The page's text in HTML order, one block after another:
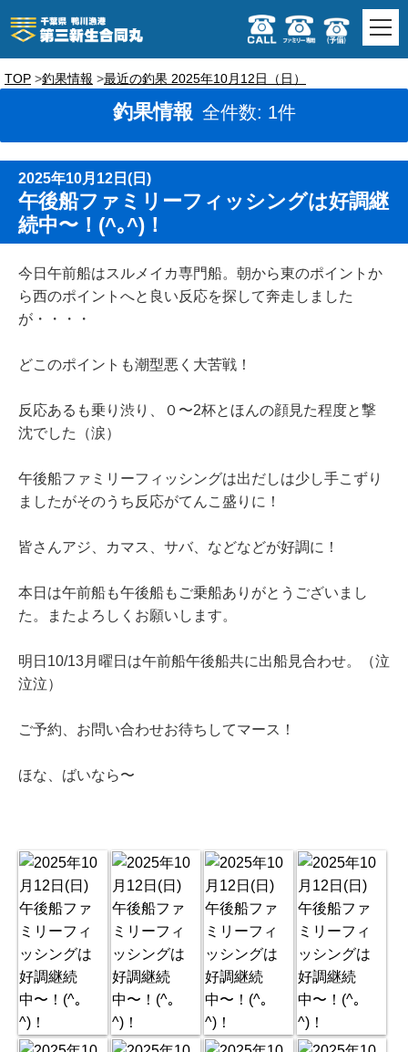
TOP 釣果情報 最近の釣果 2025年10月12日（日）
釣果情報 全件数: 1件
2025年10月12日(日)
午後船ファミリーフィッシングは好調継
続中〜！(^｡^)！
今日午前船はスルメイカ専門船。朝から東のポイントか
ら西のポイントへと良い反応を探して奔走しました
が・・・・
どこのポイントも潮型悪く大苦戦！
反応あるも乗り渋り、０〜2杯とほんの顔見た程度と撃
沈でした（涙）
午後船ファミリーフィッシングは出だしは少し手こずり
ましたがそのうち反応がてんこ盛りに！
皆さんアジ、カマス、サバ、などなどが好調に！
本日は午前船も午後船もご乗船ありがとうございまし
た。またよろしくお願いします。
明日10/13月曜日は午前船午後船共に出船見合わせ。（泣
泣泣）
ご予約、お問い合わせお待ちしてマース！
ほな、ばいなら〜